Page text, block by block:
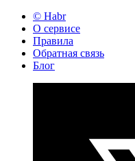
© Habr
О сервисе
Правила
Обратная связь
Блог